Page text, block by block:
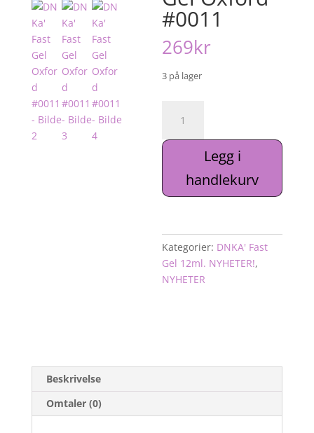
#0011
269kr
3 på lager
Gel
#0011
antall
Legg i
handlekurv
Kategorier: DNKA' Fast
Gel 12ml. NYHETER!,
NYHETER
Beskrivelse
Omtaler (0)